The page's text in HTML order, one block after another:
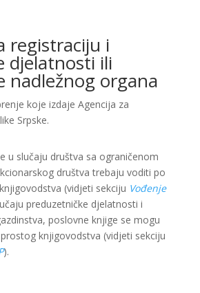
registraciju i
djelatnosti ili
nadležnog organa
koje izdaje Agencija za
Srpske.
u slučaju društva sa ograničenom
društva trebaju voditi po
(vidjeti sekciju Vođenje
preduzetničke djelatnosti i
poslovne knjige se mogu
knjigovodstva (vidjeti sekciju
).